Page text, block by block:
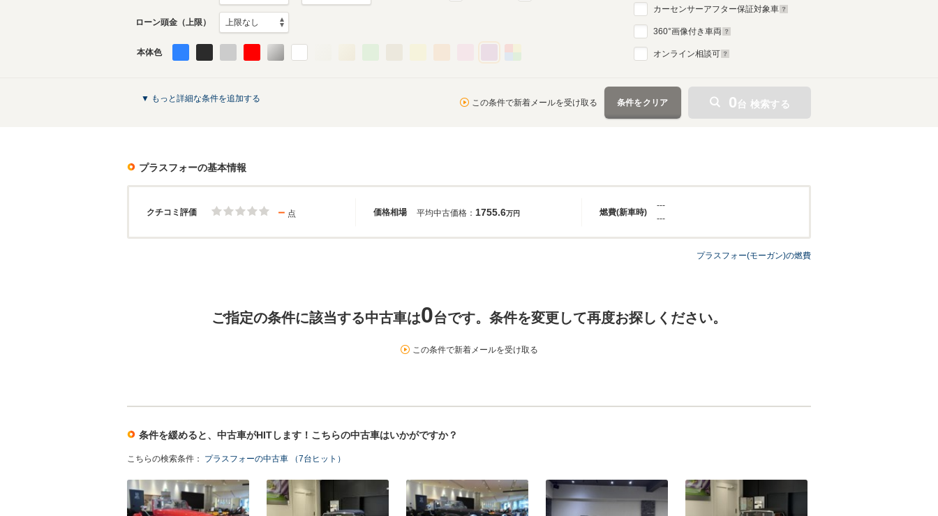
ローン頭金（上限）
本体色
カーセンサーアフター保証対象車
360°画像付き車両
オンライン相談可
▼ もっと詳細な条件を追加する この条件で新着メールを受け取る 条件をクリア 0台 検索する
プラスフォーの基本情報
クチコミ評価 価格相場 燃費(新車時)
－ 点 平均中古価格： 1755.6万円
---
---
プラスフォー(モーガン)の燃費
ご指定の条件に該当する中古車は0台です。条件を変更して再度お探しください。
この条件で新着メールを受け取る
条件を緩めると、中古車がHITします！こちらの中古車はいかがですか？
こちらの検索条件： プラスフォーの中古車 （7台ヒット）